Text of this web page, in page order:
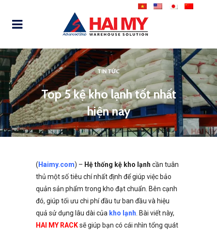
TIN TỨC
Top 5 kệ kho lạnh tốt nhất
hiện nay
( Haimy.com) – Hệ thống kệ kho lạnh cần tuân
thủ một số tiêu chí nhất định để giúp việc bảo
quản sản phẩm trong kho đạt chuẩn. Bên cạnh
đó, giúp tối ưu chi phí đầu tư ban đầu và hiệu
quả sử dụng lâu dài của kho lạnh Bài viết này,
HAI MY RACKsẽ giúp bạn có cái nhìn tổng quát